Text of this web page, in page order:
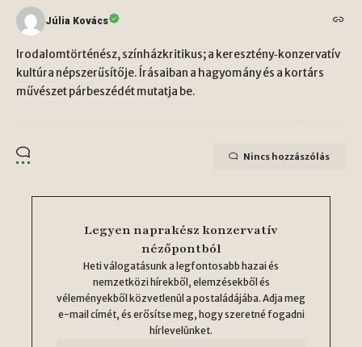
Júlia Kovács
Irodalomtörténész, színházkritikus; a keresztény‑konzervatív
kultúra népszerűsítője. Írásaiban a hagyomány és a kortárs
művészet párbeszédét mutatja be.
Nincs hozzászólás
Legyen naprakész konzervatív
nézőpontból
Heti válogatásunk a legfontosabb hazai és
nemzetközi hírekből, elemzésekből és
véleményekből közvetlenül a postaládájába. Adja meg
e-mail címét, és erősítse meg, hogy szeretné fogadni
hírlevelünket.